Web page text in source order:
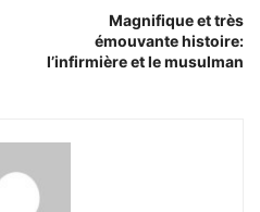
Magnifique et très
émouvante histoire:
l’infirmière et le musulman